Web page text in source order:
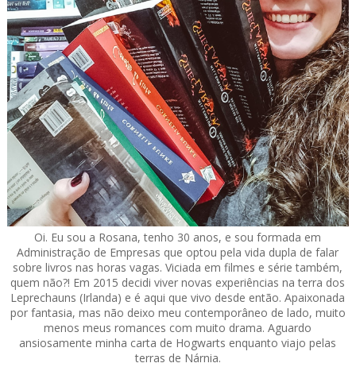
Oi. Eu sou a Rosana, tenho 30 anos, e sou formada em
Administração de Empresas que optou pela vida dupla de falar
sobre livros nas horas vagas. Viciada em filmes e série também,
quem não?! Em 2015 decidi viver novas experiências na terra dos
Leprechauns (Irlanda) e é aqui que vivo desde então. Apaixonada
por fantasia, mas não deixo meu contemporâneo de lado, muito
menos meus romances com muito drama. Aguardo
ansiosamente minha carta de Hogwarts enquanto viajo pelas
terras de Nárnia.